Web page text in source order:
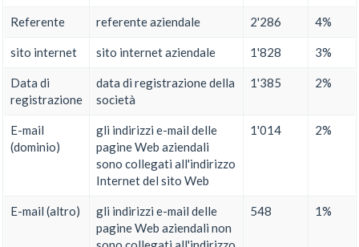
Referente referente aziendale 2'286 4%
sito internet sito internet aziendale 1'828 3%
Data di
registrazione
data di registrazione della
società
1'385 2%
E-mail
(dominio)
gli indirizzi e-mail delle
pagine Web aziendali
sono collegati all'indirizzo
Internet del sito Web
1'014 2%
E-mail (altro)
gli indirizzi e-mail delle
pagine Web aziendali non
548 1%